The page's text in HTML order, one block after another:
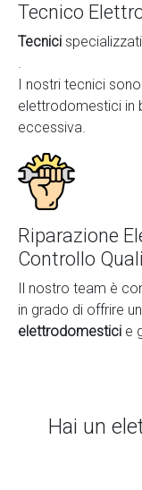
Tecnico
Tecnici
.
I nostri tecnici
elettrodomestici in
eccessiva.
Riparazione
Controllo
Il nostro team è
in grado di offrire
elettrodomestici e
Hai un